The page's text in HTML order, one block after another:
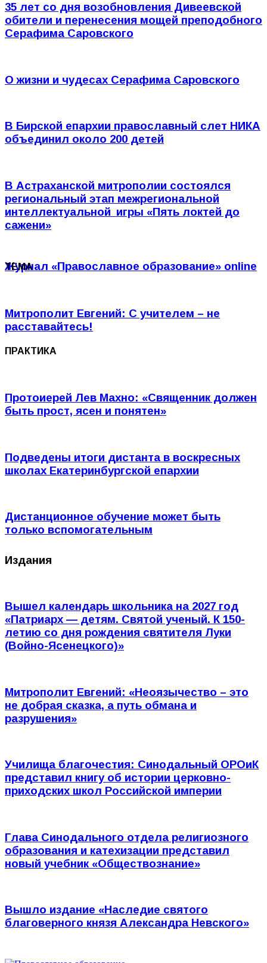
35 лет со дня возобновления Дивеевской
обители и перенесения мощей преподобного
Серафима Саровского
О жизни и чудесах Серафима Саровского
В Бирской епархии православный слет НИКА
объединил около 200 детей
В Астраханской митрополии состоялся
региональный этап межрегиональной
интеллектуальной игры «Пять локтей до
сажени»
Журнал «Православное образование» online
ТЕМА
Митрополит Евгений: С учителем – не
расставайтесь!
ПРАКТИКА
Протоиерей Лев Махно: «Священник должен
быть прост, ясен и понятен»
Подведены итоги дистанта в воскресных
школах Екатеринбургской епархии
Дистанционное обучение может быть
только вспомогательным
Издания
Вышел календарь школьника на 2027 год
«Патриарх — детям. Святой ученый. К 150-
летию со дня рождения святителя Луки
(Войно-Ясенецкого)»
Митрополит Евгений: «Неоязычество – это
не добрая сказка, а путь обмана и
разрушения»
Училища благочестия: Синодальный ОРОиК
представил книгу об истории церковно-
приходских школ Российской империи
Глава Синодального отдела религиозного
образования и катехизации представил
новый учебник «Обществознание»
Вышло издание «Наследие святого
благоверного князя Александра Невского»